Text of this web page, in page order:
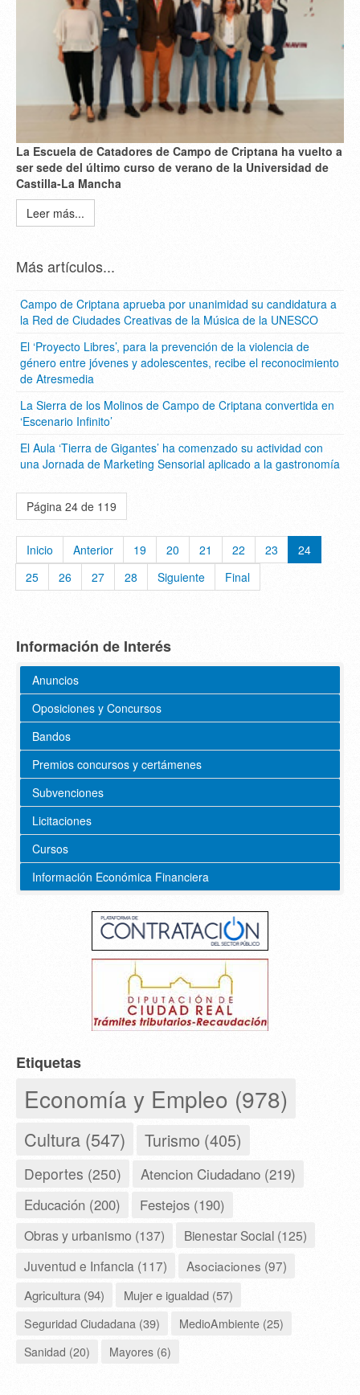
La Escuela de Catadores de Campo de Criptana ha vuelto a
ser sede del último curso de verano de la Universidad de
Castilla-La Mancha
Leer más...
Más artículos...
Campo de Criptana aprueba por unanimidad su candidatura a
la Red de Ciudades Creativas de la Música de la UNESCO
El ‘Proyecto Libres’, para la prevención de la violencia de
género entre jóvenes y adolescentes, recibe el reconocimiento
de Atresmedia
La Sierra de los Molinos de Campo de Criptana convertida en
‘Escenario Infinito’
El Aula ‘Tierra de Gigantes’ ha comenzado su actividad con
una Jornada de Marketing Sensorial aplicado a la gastronomía
Página 24 de 119
Inicio Anterior 19 20 21 22 23
24
25
26 27 28 Siguiente Final
Información de Interés
Anuncios
Oposiciones y Concursos
Bandos
Premios concursos y certámenes
Subvenciones
Licitaciones
Cursos
Información Económica Financiera
Etiquetas
Economía y Empleo (978)
Cultura (547) Turismo (405)
Deportes (250) Atencion Ciudadano (219)
Educación (200) Festejos (190)
Obras y urbanismo (137)
Bienestar Social (125)
Juventud e Infancia (117)
Asociaciones (97)
Agricultura (94)
Mujer e igualdad (57)
Seguridad Ciudadana (39)
MedioAmbiente (25)
Sanidad (20)
Mayores (6)